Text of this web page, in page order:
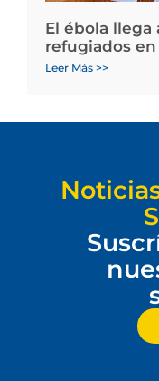
El ébola llega
refugiados en
Leer Más >>